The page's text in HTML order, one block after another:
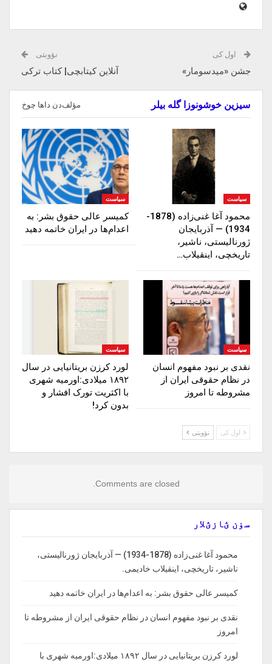
اول کی
جشن «میدسومار»
نؤوبتی
آنلاین کیتابچی| کتاب ترکی
سیزین خوشونوزا گله بیلر مؤلف‌دن داها چوخ
سیاست
محمود آغا غنی‌زاده (1878-
1934) — آذربایجان
ژورنالیستی، ناشیر،
تاریخچی، اینقیلاب…
سیاست
کمیسر عالی حقوق بشر: به
اعدام‌ها در ایران خاتمه دهید
سیاست
نقدی بر نبود مفهوم انسان
در نظام حقوقی ایران از
مشروطه تا امروز
سیاست
لورد کرزن بریتانیایی در سال
۱۸۹۲ میلادی:اورمیه شهری
با اکثریت تورک افشار و
بدون کرد!
اول کی نؤوبتی
Comments are closed.
سۏن ؽازؽلار
محمود آغا غنی‌زاده (1878-1934) — آذربایجان ژورنالیستی،
ناشیر، تاریخچی، اینقیلاب خادیمی.
کمیسر عالی حقوق بشر: به اعدام‌ها در ایران خاتمه دهید
نقدی بر نبود مفهوم انسان در نظام حقوقی ایران از مشروطه تا
امروز
لورد کرزن بریتانیایی در سال ۱۸۹۲ میلادی:اورمیه شهری با